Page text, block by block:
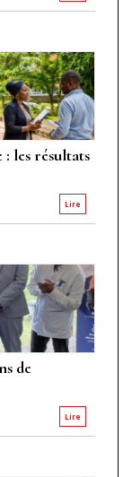
: les résultats
Lire
de
Lire